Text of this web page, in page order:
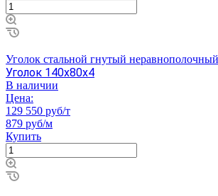
Уголок стальной гнутый неравнополочный
Уголок 140х80х4
В наличии
Цена:
129 550 руб/т
879 руб/м
Купить